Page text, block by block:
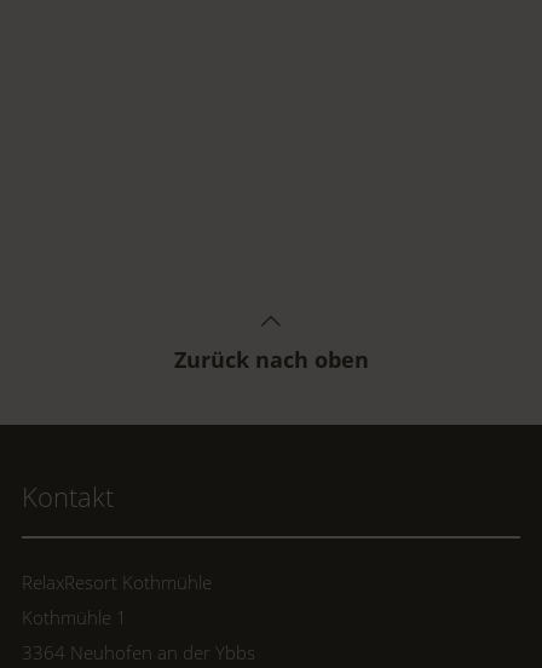
Zurück nach oben
Kontakt
RelaxResort Kothmühle
Kothmühle 1
3364 Neuhofen an der Ybbs